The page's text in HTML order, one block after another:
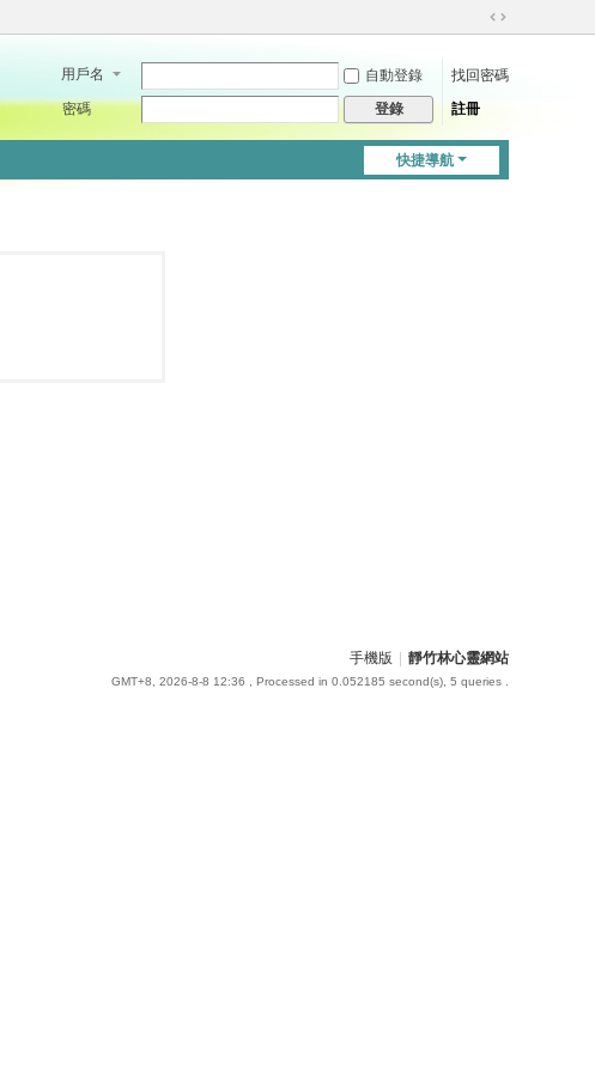
切
到
用戶名 自動登錄
找回密碼
密碼
登錄 註冊
快捷導航
手機版 靜竹林心靈網站
GMT+8, 2026-8-8 12:36 , Processed in 0.052185 second(s), 5 queries .